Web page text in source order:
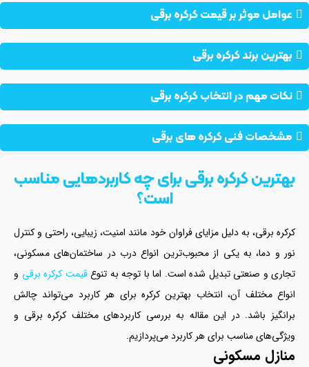
عوامل موثر بر قیمت کرکره برقی
بهترین برند کرکره برقی
نکات مهم در انتخاب کرکره برقی
مشخصات فنی کرکره های برقی
بهترین کرکره برقی برای چه کاربردهایی مناسب
است؟
کرکره برقی، به دلیل مزایای فراوان خود مانند امنیت، زیبایی، راحتی و کنترل
نور و دما، به یکی از محبوب‌ترین انواع درب در ساختمان‌های مسکونی،
تجاری و صنعتی تبدیل شده است. اما با توجه به تنوع قیمت کرکره برقیو
انواع مختلف آن، انتخاب بهترین کرکره برای هر کاربرد می‌تواند چالش
برانگیز باشد. در این مقاله به بررسی کاربردهای مختلف کرکره برقی و
ویژگی‌های مناسب برای هر کاربرد می‌پردازیم.
منازل مسکونی